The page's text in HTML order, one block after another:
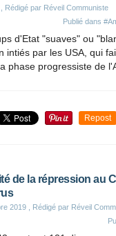
, Rédigé par Réveil Communiste
Publié dans
d'Etat "suaves" ou
intiés par les USA, qui
phase progressiste de
Repost
de la répression au
2019 , Rédigé par Réveil